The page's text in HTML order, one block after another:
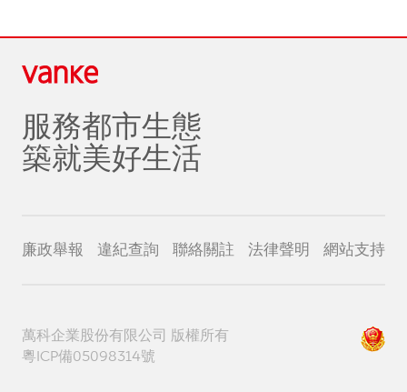
服務都市生態
築就美好生活
廉政舉報 違紀查詢 聯絡關註 法律聲明 網站支持
萬科企業股份有限公司 版權所有
粵ICP備05098314號